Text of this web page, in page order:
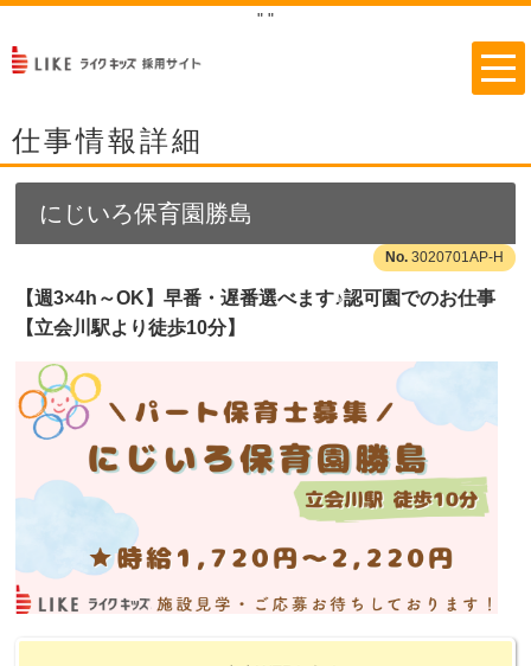
" "
仕事情報詳細
にじいろ保育園勝島
3020701AP-H
【週3×4h～OK】早番・遅番選べます♪認可園でのお仕事
【立会川駅より徒歩10分】